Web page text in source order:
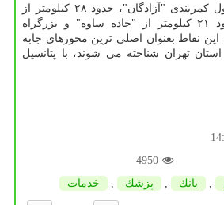
حدود ۲۵ كیلومتر از طول كمربندی "آزادگان"، حدود ۲۸ كیلومتر از
طول "اتوبان قم"، حدود ۲۱ كیلومتر از "جاده ساوه" و بزرگراه
نقاط بعنوان اصلی ترین محورهای جابه
تهران شناخته می شوند، با پتانسیل
4950
, بانك , پزشك , خدمات